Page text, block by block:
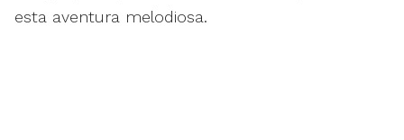
esta aventura melodiosa.